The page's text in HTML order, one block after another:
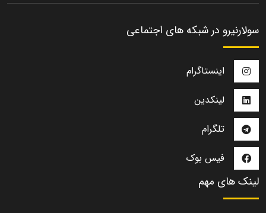
سولارنیرو در شبکه های اجتماعی
اینستاگرام
لینکدین
تلگرام
فیس بوک
لینک های مهم